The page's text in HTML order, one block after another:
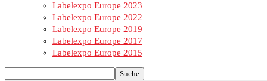
Labelexpo Europe 2023
Labelexpo Europe 2022
Labelexpo Europe 2019
Labelexpo Europe 2017
Labelexpo Europe 2015